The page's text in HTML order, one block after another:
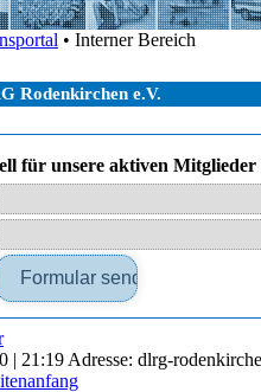
• Interner Bereich
Rodenkirchen e.V.
für unsere aktiven
| 21:19 Adresse: dlrg-